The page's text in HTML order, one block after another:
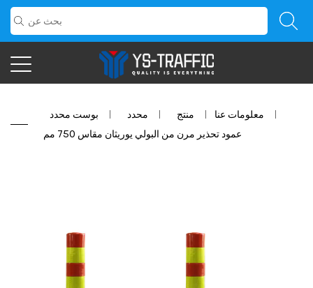
معلومات عنا منتج محدد بوست محدد
عمود تحذير مرن من البولي يوريثان مقاس 750 مم